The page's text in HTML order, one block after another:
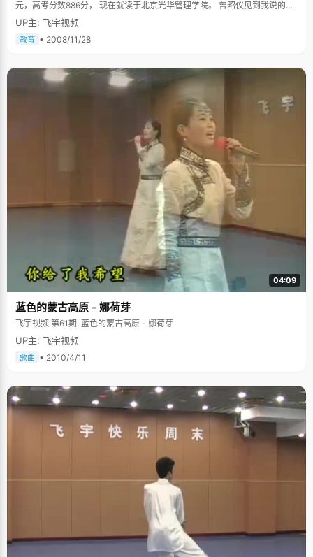
元，高考分数886分， 现在就读于北京光华管理学院。 曾昭仪见到我说的第
一句话就是："我真的不是那种特别努力的学生"，看起来很客套有些自持的
话，在一番了解之后，才恍然原来真的就是这样。那些等着看状元是如何头
悬梁，锥刺股的人们大概要失望了，眼前青春靓丽，自信的女孩子，对高考
认真，一心就想着怎么去玩。暑假的时候，学校留了暑假作业，曾昭仪觉得
这些题太没意思了，所以就不肯按照要求每天完成一部分，而是全部积攒起
来等到最后一两天才做。而因为对自己太过自信，忽略了题量的庞大，结果
总是要熬到三更半夜才能赶得及第二天上交。为此，曾昭仪终于尝到了爸爸
的惩罚："爸爸狠狠的揍了我一顿，自此以后，每次放假，都都早早做完，然
点，曾昭仪被妈妈送去舞蹈班接受严格的训练，每天压腿，下腰，练习形
体，起初常常因为疼痛而哭闹不止，走不了道，只能咬牙坚持。用妈妈的话
说，这是让女儿多吃点苦，也锻炼些气质。"小时候演出妈妈就用她的化妆品
给我打扮得漂漂亮亮的，我一个人在家的时候，会偷用妈妈的东西，其实画
得很难看，但是当时还是很喜欢。高考之后，妈妈给我买了一套化妆品，不
用再借用妈妈的了。"我很注意的看了一下，曾昭仪化了很淡的妆，刷得黑长
上翘的睫毛，淡粉色的眼睛，让眼睛看起来很有神，整个人气色也好很多。
了那些个大部头。当其他小孩子都还痴迷简单故事的时候，她已经读完了四
大名著。"三年级的时候看电视上放《水浒传》，感觉很有趣，就找了书来
看，《西游记》跟《三国演义》也是"。《红楼梦》是曾昭仪在四大名著中最
喜欢的一部，读了不下五六遍，里边每个人物都如身边的邻居一样熟悉，里
边的诗词也能应景拈来。《飘》、《简.爱》、《傲慢与偏见》这些知名小说
更是不能放过。曾昭仪也读金庸的小说，很喜欢金老笔下灵动聪明的黄蓉，
西，喜欢上文科。在她的blog里，有很多她有感而发的小文，以及众多的乐
评，她也是一个喜欢用文字交流的女生。 爱上网，让爸爸妈妈头疼 或许在一
般人眼里，曾昭仪真的不是个让父母省心的孩子，高二高三，学习很紧张的
时候，她依然花大把时间上网，找各种新歌听，看乐评，自己也去写，为此
爸爸妈妈很有意见，"他们总觉得我应该多花些时间在学习上，偶尔也会批评
我，到了高三后期直接把我从电脑前赶走了。但是我有时间就会上"，高三后
赦金牌，让爸爸妈妈对她的严令禁止变成了适可而止。曾昭仪说，曾经有些
同学也羡慕过自己，平时不怎么花时间学习，却能取得很好的成绩，但是不
花多的时间，并不意味着没学好，"天赋可能有一些吧，加上我上课非常投
入，找到了学习的方法个技巧，往往事半功倍。" 可能有的看官有意见了：这
个女孩子怎么这么张扬，一点都不懂得谦虚和低调呢，表面的话还是要说一
些的。可是，现在已经不再是以前千人一面，硬装苦态以博众人同情或者平
会顽皮，也会让父母担心，她的那份青春的跳动和优秀的自信，是怎么也挡
不住的。 "我的地盘我做主"，我想曾昭仪应该也很喜欢这句话吧。
UP主: 飞宇视频
教育 • 2008/11/28
04:09
蓝色的蒙古高原 - 娜荷芽
飞宇视频 第61期, 蓝色的蒙古高原 - 娜荷芽
UP主: 飞宇视频
歌曲 • 2010/4/11